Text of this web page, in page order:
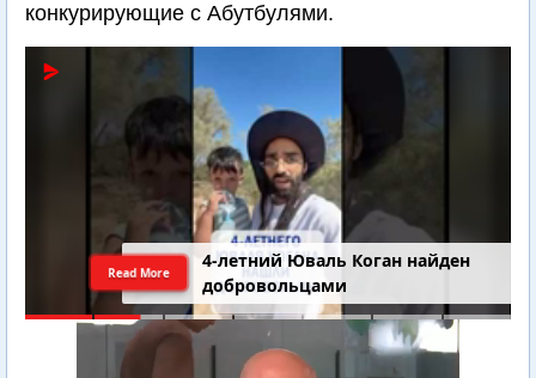
конкурирующие с Абутбулями.
4-летний Юваль Коган найден
добровольцами
Read More